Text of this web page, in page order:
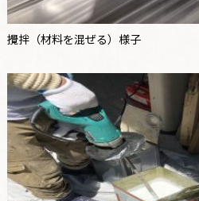
攪拌（材料を混ぜる）様子